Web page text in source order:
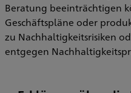
Beratung beeinträchtigen
Geschäftspläne oder
zu Nachhaltigkeitsrisiken
entgegen